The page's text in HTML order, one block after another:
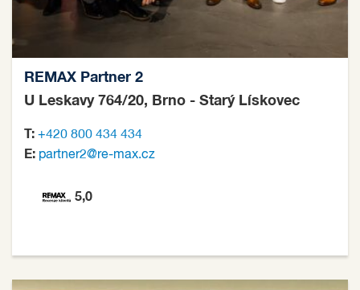
REMAX Partner 2
U Leskavy 764/20, Brno - Starý Lískovec
T: +420 800 434 434
E: partner2@re-max.cz
5,0